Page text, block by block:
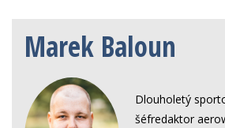
Marek Baloun
Dlouholetý
šéfredaktor